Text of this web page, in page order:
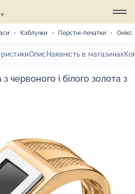
Каблучки Перстні-печатки Онікс
Опис Наявність в магазинах
червоного і білого золота з